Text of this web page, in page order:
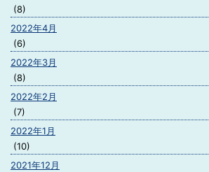
(8)
2022年4月
(6)
2022年3月
(8)
2022年2月
(7)
2022年1月
(10)
2021年12月